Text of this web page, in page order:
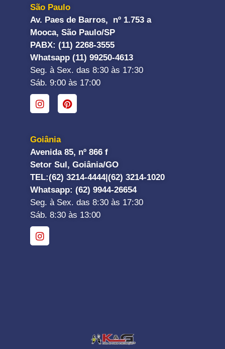
São Paulo
Av. Paes de Barros, nº 1.753 a
Mooca, São Paulo/SP
PABX: (11) 2268-3555
Whatsapp (11) 99250-4613
Seg. à Sex. das 8:30 às 17:30
Sáb. 9:00 às 17:00
Goiânia
Avenida 85, nº 866 f
Setor Sul, Goiânia/GO
TEL:(62) 3214-4444|(62) 3214-1020
Whatsapp: (62) 9944-26654
Seg. à Sex. das 8:30 às 17:30
Sáb. 8:30 às 13:00